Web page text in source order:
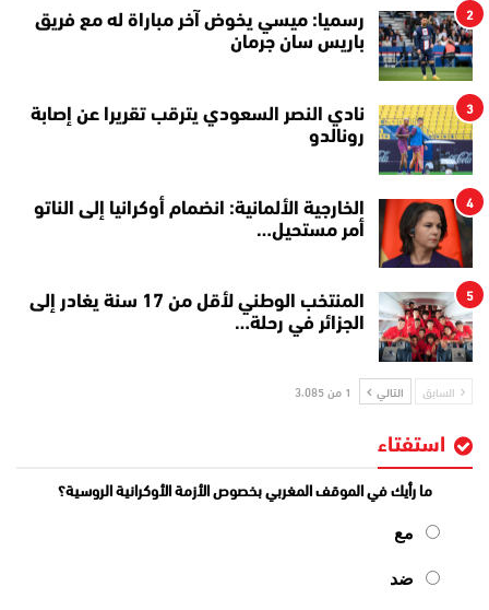
2
رسميا: ميسي يخوض آخر مباراة له مع فريق
باريس سان جرمان
3
نادي النصر السعودي يترقب تقريرا عن إصابة
رونالدو
4
الخارجية الألمانية: انضمام أوكرانيا إلى الناتو
أمر مستحيل…
5
المنتخب الوطني لأقل من 17 سنة يغادر إلى
الجزائر في رحلة…
السابق التالي 1 من 3٬085
استفتاء
ما رأيك في الموقف المغربي بخصوص الأزمة الأوكرانية الروسية؟
مع
ضد